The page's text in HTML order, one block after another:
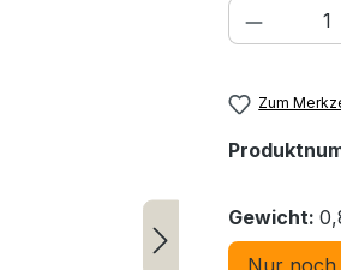
Zum
Gewicht:
Nur